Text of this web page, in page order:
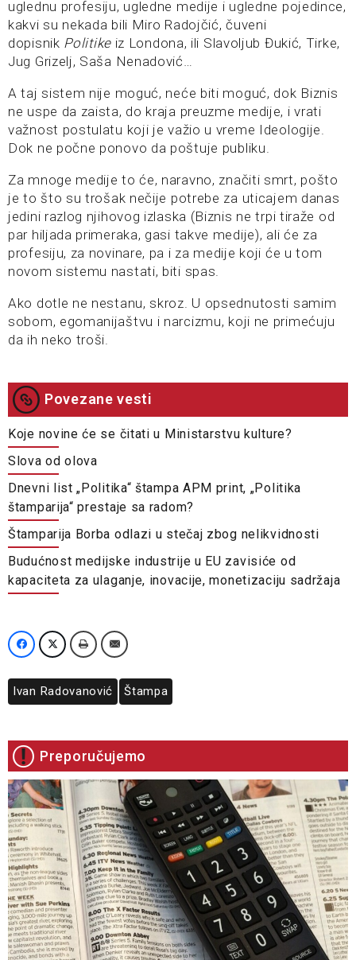
uglednu profesiju, ugledne medije i ugledne pojedince,
kakvi su nekada bili Miro Radojčić, čuveni
dopisnik Politike iz Londona, ili Slavoljub Đukić, Tirke,
Jug Grizelj, Saša Nenadović…
A taj sistem nije moguć, neće biti moguć, dok Biznis
ne uspe da zaista, do kraja preuzme medije, i vrati
važnost postulatu koji je važio u vreme Ideologije.
Dok ne počne ponovo da poštuje publiku.
Za mnoge medije to će, naravno, značiti smrt, pošto
je to što su trošak nečije potrebe za uticajem danas
jedini razlog njihovog izlaska (Biznis ne trpi tiraže od
par hiljada primeraka, gasi takve medije), ali će za
profesiju, za novinare, pa i za medije koji će u tom
novom sistemu nastati, biti spas.
Ako dotle ne nestanu, skroz. U opsednutosti samim
sobom, egomanijaštvu i narcizmu, koji ne primećuju
da ih neko troši.
Povezane vesti
Koje novine će se čitati u Ministarstvu kulture?
Slova od olova
Dnevni list „Politika“ štampa APM print, „Politika
štamparija“ prestaje sa radom?
Štamparija Borba odlazi u stečaj zbog nelikvidnosti
Budućnost medijske industrije u EU zavisiće od
kapaciteta za ulaganje, inovacije, monetizaciju sadržaja
Ivan Radovanović Štampa
Preporučujemo